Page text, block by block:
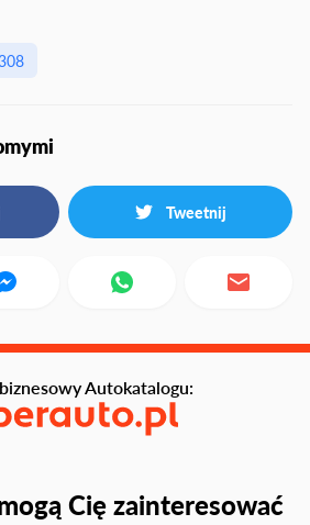
Tweetnij
Cię zainteresować
Autokatalogu: